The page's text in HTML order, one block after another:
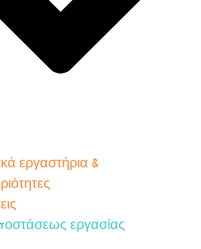
εργαστήρια &
εργασίας